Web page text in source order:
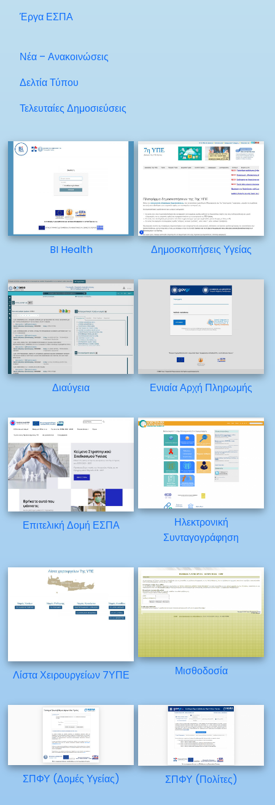
Έργα ΕΣΠΑ
Νέα – Ανακοινώσεις
Δελτία Τύπου
Τελευταίες Δημοσιεύσεις
BI Health Δημοσκοπήσεις Υγείας
Διαύγεια Ενιαία Αρχή Πληρωμής
Επιτελική Δομή ΕΣΠΑ
Ηλεκτρονική
Συνταγογράφηση
Λίστα Χειρουργείων 7ΥΠΕ Μισθοδοσία
ΣΠΦΥ (Δομές Υγείας) ΣΠΦΥ (Πολίτες)